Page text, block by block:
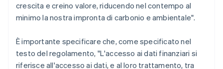
crescita e creino valore, riducendo nel contempo al
minimo la nostra impronta di carbonio e ambientale".
È importante specificare che, come specificato nel
testo del regolamento, "L'accesso ai dati finanziari si
riferisce all'accesso ai dati, e al loro trattamento, tra